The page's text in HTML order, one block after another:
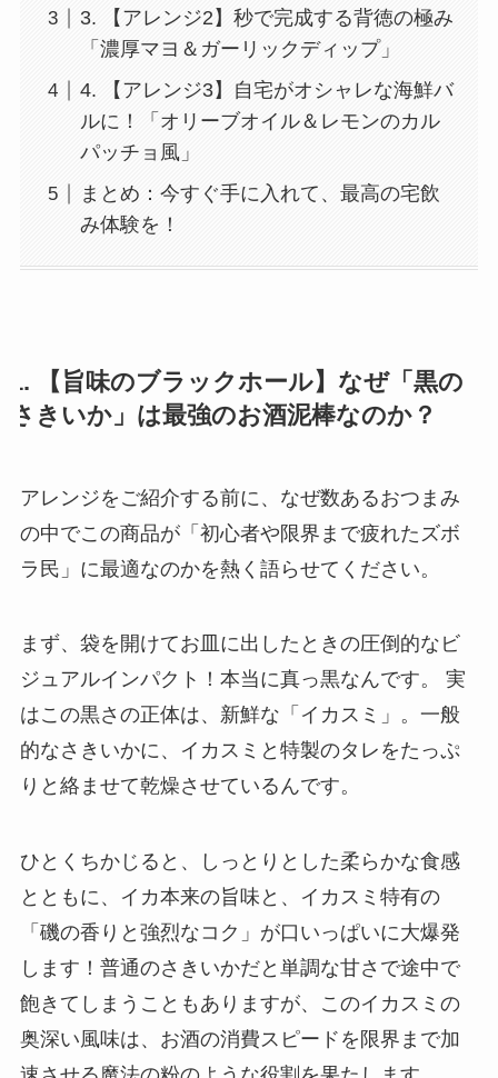
3. 【アレンジ2】秒で完成する背徳の極み
「濃厚マヨ＆ガーリックディップ」
4. 【アレンジ3】自宅がオシャレな海鮮バ
ルに！「オリーブオイル＆レモンのカル
パッチョ風」
まとめ：今すぐ手に入れて、最高の宅飲
み体験を！
1. 【旨味のブラックホール】なぜ「黒の
さきいか」は最強のお酒泥棒なのか？
アレンジをご紹介する前に、なぜ数あるおつまみ
の中でこの商品が「初心者や限界まで疲れたズボ
ラ民」に最適なのかを熱く語らせてください。
まず、袋を開けてお皿に出したときの圧倒的なビ
ジュアルインパクト！本当に真っ黒なんです。 実
はこの黒さの正体は、新鮮な「イカスミ」。一般
的なさきいかに、イカスミと特製のタレをたっぷ
りと絡ませて乾燥させているんです。
ひとくちかじると、しっとりとした柔らかな食感
とともに、イカ本来の旨味と、イカスミ特有の
「磯の香りと強烈なコク」が口いっぱいに大爆発
します！普通のさきいかだと単調な甘さで途中で
飽きてしまうこともありますが、このイカスミの
奥深い風味は、お酒の消費スピードを限界まで加